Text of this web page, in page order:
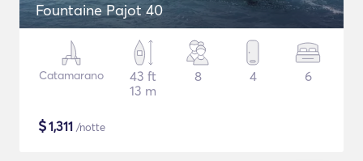
Fountaine Pajot 40
Catamarano
43 ft
13 m
8 4 6
$1,311 /notte